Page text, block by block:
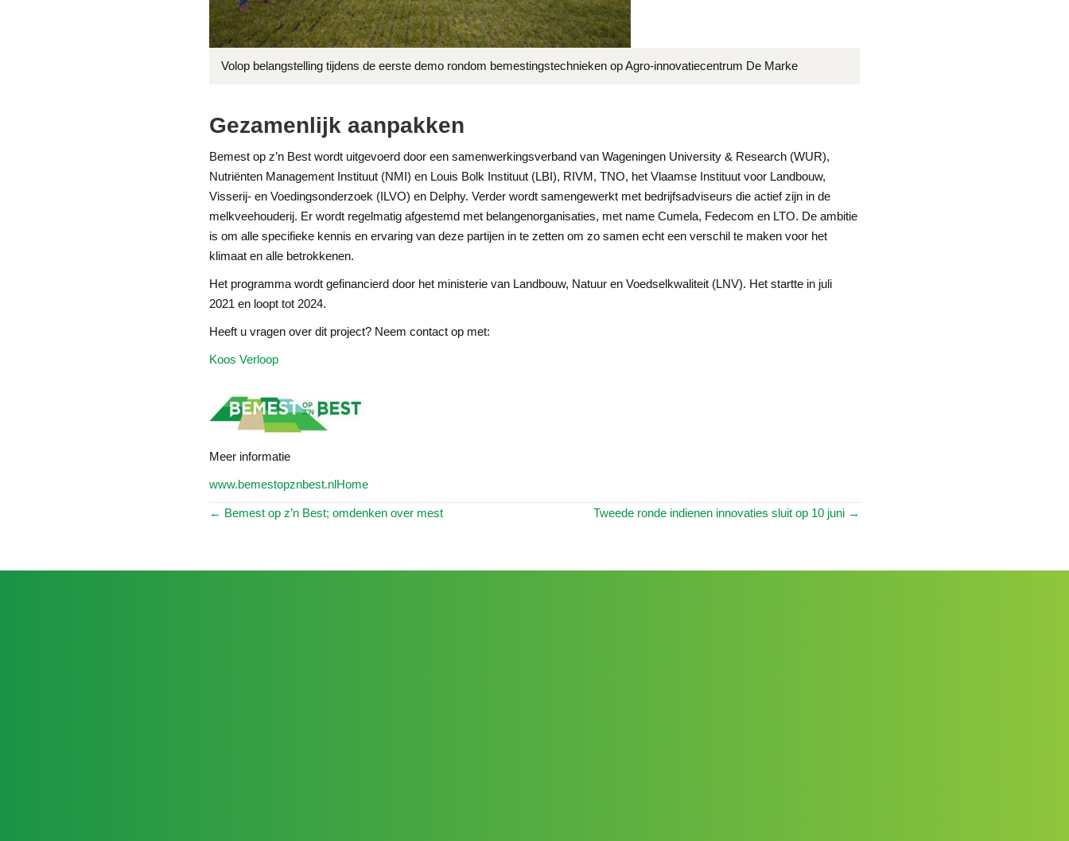
Volop belangstelling tijdens de eerste demo rondom bemestingstechnieken op Agro-innovatiecentrum De Marke
Gezamenlijk aanpakken
Bemest op z’n Best wordt uitgevoerd door een samenwerkingsverband van Wageningen University & Research (WUR),
Nutriënten Management Instituut (NMI) en Louis Bolk Instituut (LBI), RIVM, TNO, het Vlaamse Instituut voor Landbouw,
Visserij- en Voedingsonderzoek (ILVO) en Delphy. Verder wordt samengewerkt met bedrijfsadviseurs die actief zijn in de
melkveehouderij. Er wordt regelmatig afgestemd met belangenorganisaties, met name Cumela, Fedecom en LTO. De ambitie
is om alle specifieke kennis en ervaring van deze partijen in te zetten om zo samen echt een verschil te maken voor het
klimaat en alle betrokkenen.
Het programma wordt gefinancierd door het ministerie van Landbouw, Natuur en Voedselkwaliteit (LNV). Het startte in juli
2021 en loopt tot 2024.
Heeft u vragen over dit project? Neem contact op met:
Koos Verloop
Meer informatie
www.bemestopznbest.nlHome
Posts
← Bemest op z’n Best; omdenken over mest Tweede ronde indienen innovaties sluit op 10 juni →